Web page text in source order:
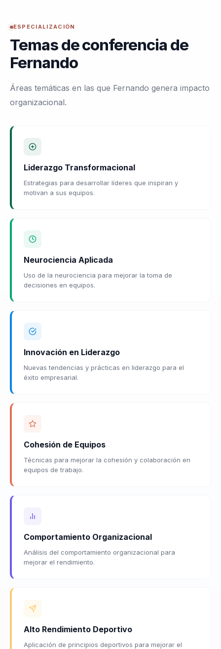
ESPECIALIZACIÓN
Temas de conferencia de
Fernando
Áreas temáticas en las que Fernando genera impacto
organizacional.
Liderazgo Transformacional
Estrategias para desarrollar líderes que inspiran y
motivan a sus equipos.
Neurociencia Aplicada
Uso de la neurociencia para mejorar la toma de
decisiones en equipos.
Innovación en Liderazgo
Nuevas tendencias y prácticas en liderazgo para el
éxito empresarial.
Cohesión de Equipos
Técnicas para mejorar la cohesión y colaboración en
equipos de trabajo.
Comportamiento Organizacional
Análisis del comportamiento organizacional para
mejorar el rendimiento.
Alto Rendimiento Deportivo
Aplicación de principios deportivos para mejorar el